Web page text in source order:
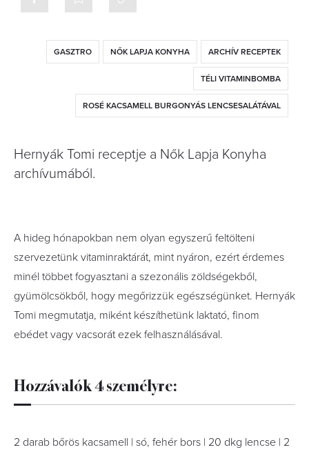
GASZTRO NŐK LAPJA KONYHA ARCHÍV RECEPTEK
TÉLI VITAMINBOMBA
ROSÉ KACSAMELL BURGONYÁS LENCSESALÁTÁVAL
Hernyák Tomi receptje a Nők Lapja Konyha
archívumából.
A hideg hónapokban nem olyan egyszerű feltölteni
szervezetünk vitaminraktárát, mint nyáron, ezért érdemes
minél többet fogyasztani a szezonális zöldségekből,
gyümölcsökből, hogy megőrizzük egészségünket. Hernyák
Tomi megmutatja, miként készíthetünk laktató, finom
ebédet vagy vacsorát ezek felhasználásával.
Hozzávalók 4 személyre:
2 darab bőrös kacsamell | só, fehér bors | 20 dkg lencse | 2